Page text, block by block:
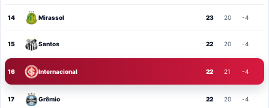
14 Mirassol 23 20 -4
15 Santos 22 20 -4
16 Internacional 22 21 -4
17 Grêmio 22 20 -4